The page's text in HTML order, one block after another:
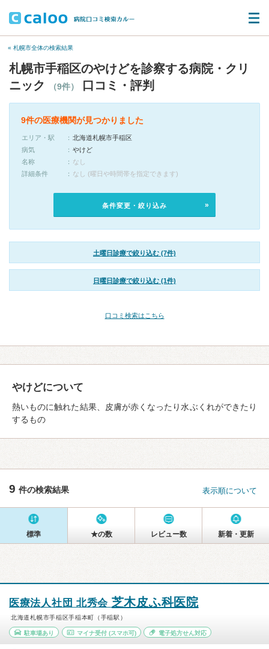
« 札幌市全体の検索結果
札幌市手稲区のやけどを診察する病院・クリ
ニック
（9件） 口コミ・評判
9件の医療機関が見つかりました
エリア・駅
北海道札幌市手稲区
病気
やけど
名称
なし
詳細条件
なし (曜日や時間帯を指定できます)
条件変更・絞り込み
土曜日診療で絞り込む (7件)
日曜日診療で絞り込む (1件)
口コミ検索はこちら
やけどについて
熱いものに触れた結果、皮膚が赤くなったり水ぶくれができたり
するもの
9 件の検索結果 表示順について
標準 ★の数 レビュー数 新着・更新
医療法人社団 北秀会 芝木皮ふ科医院
北海道札幌市手稲区手稲本町（手稲駅）
駐車場あり マイナ受付(スマホ可) 電子処方せん対応